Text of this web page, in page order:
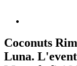
Coconuts
Luna.